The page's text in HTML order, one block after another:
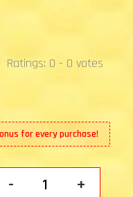
Ratings: 0 - 0 votes
for every purchase!
- +